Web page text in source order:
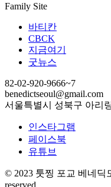
Family Site
바티칸
CBCK
지금여기
굿뉴스
82-02-920-9666~7
benedictseoul@gmail.com
서울특별시 성북구 아리
인스타그램
페이스북
유튜브
© 2023 툿찡 포교 베네딕
reserved.